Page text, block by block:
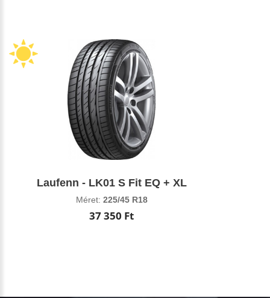
Laufenn - LK01 S Fit EQ + XL
Méret: 225/45 R18
37 350 Ft